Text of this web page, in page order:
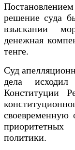
решение суда
взыскании
денежная
тенге.
Суд
дела
Конституции
своевременную
приоритетных
политики.